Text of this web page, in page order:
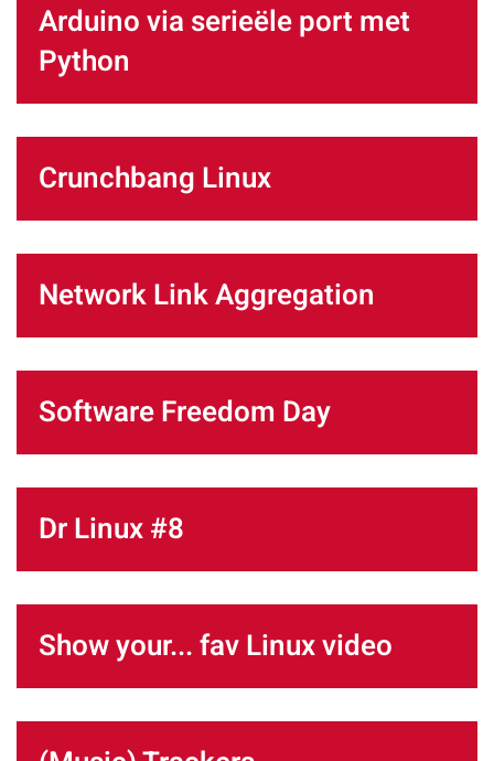
Arduino via serieële port met
Python
Crunchbang Linux
Network Link Aggregation
Software Freedom Day
Dr Linux #8
Show your... fav Linux video